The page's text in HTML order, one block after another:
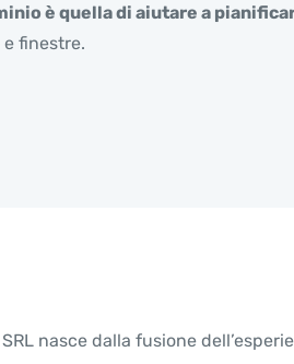
è quella di aiutare a
finestre.
nasce dalla fusione